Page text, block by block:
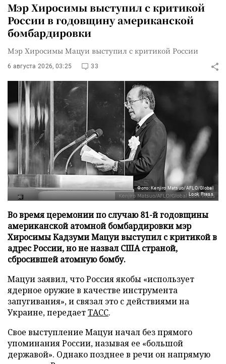
Мэр Хиросимы выступил с критикой
России в годовщину американской
бомбардировки
Мэр Хиросимы Мацуи выступил с критикой России
6 августа 2026, 03:25 33
Фото: Kenjiro Matsuo/AFLO/Global
Look Press
Во время церемонии по случаю 81-й годовщины
американской атомной бомбардировки мэр
Хиросимы Кадзуми Мацуи выступил с критикой в
адрес России, но не назвал США страной,
сбросившей атомную бомбу.
Мацуи заявил, что Россия якобы «использует
ядерное оружие в качестве инструмента
запугивания», и связал это с действиями на
Украине, передаетТАСС.
Свое выступление Мацуи начал без прямого
упоминания России, называя ее «большой
державой». Однако позднее в речи он напрямую